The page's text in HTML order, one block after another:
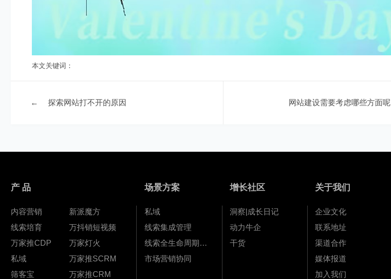
本文关键词：
← 探索网站打不开的原因 网站建设需要考虑哪些方面呢
产 品
内容营销
新派魔方
线索培育
万抖销短视频
万家推CDP
万家灯火
私域
万家推SCRM
筛客宝
万家推CRM
场景方案
私域
线索集成管理
线索全生命周期孵化
市场营销协同
增长社区
洞察|成长日记
动力牛企
干货
关于我们
企业文化
联系地址
渠道合作
媒体报道
加入我们